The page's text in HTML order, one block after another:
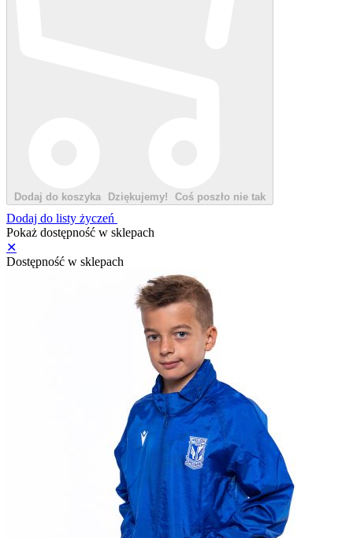
Dodaj do koszyka Dziękujemy! Coś poszło nie tak
Dodaj do listy życzeń
Pokaż dostępność w sklepach
✕
Dostępność w sklepach